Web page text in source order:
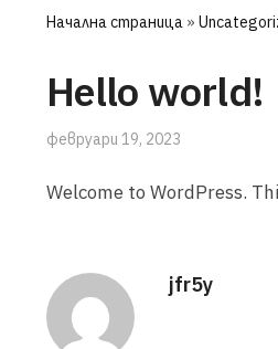
Начална страница »
Hello world!
февруари 19, 2023
Welcome to WordPress.
jfr5y